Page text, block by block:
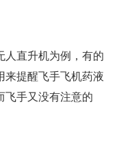
直升机为例，有的
来提醒飞手飞机药液
飞手又没有注意的